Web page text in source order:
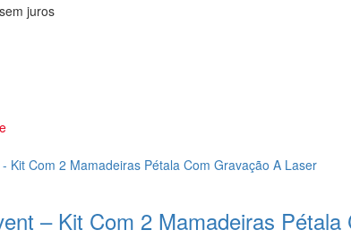
sem juros
– Kit Com 2 Mamadeiras